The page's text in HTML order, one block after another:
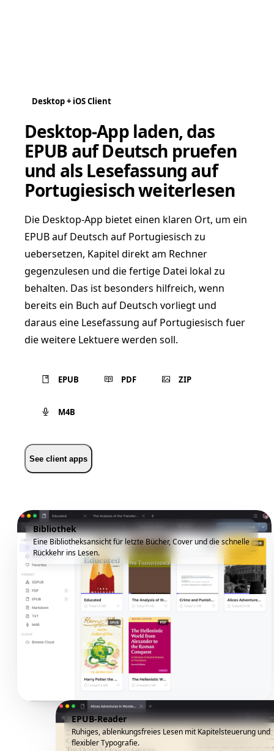
Desktop + iOS Client
Desktop-App laden, das
EPUB auf Deutsch pruefen
und als Lesefassung auf
Portugiesisch weiterlesen
Die Desktop-App bietet einen klaren Ort, um ein
EPUB auf Deutsch auf Portugiesisch zu
uebersetzen, Kapitel direkt am Rechner
gegenzulesen und die fertige Datei lokal zu
behalten. Das ist besonders hilfreich, wenn
bereits ein Buch auf Deutsch vorliegt und
daraus eine Lesefassung auf Portugiesisch fuer
die weitere Lektuere werden soll.
EPUB PDF ZIP
M4B
See client apps
Bibliothek
Eine Bibliotheksansicht für letzte Bücher, Cover und die schnelle
Rückkehr ins Lesen.
EPUB-Reader
Ruhiges, ablenkungsfreies Lesen mit Kapitelsteuerung und
flexibler Typografie.